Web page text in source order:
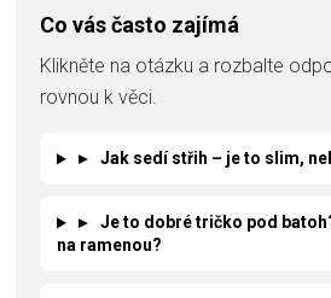
Co vás často zajímá
Klikněte na otázku a rozbalte
rovnou k věci.
▸ Jak sedí střih – je to slim,
▸
Je to dobré tričko pod
na ramenou?